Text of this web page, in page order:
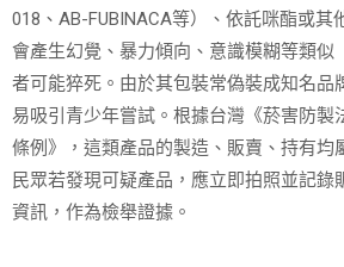
018、AB-FUBINACA等）、依託咪酯或其
會產生幻覺、暴力傾向、意識模糊等類似
者可能猝死。由於其包裝常偽裝成知名品
易吸引青少年嘗試。根據台灣《菸害防製
條例》，這類產品的製造、販賣、持有均
民眾若發現可疑產品，應立即拍照並記錄
資訊，作為檢舉證據。